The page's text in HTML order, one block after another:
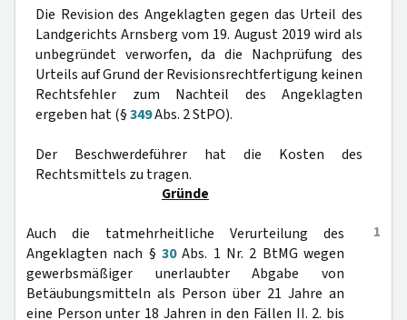
Die Revision des Angeklagten gegen das Urteil des
Landgerichts Arnsberg vom 19. August 2019 wird als
unbegründet verworfen, da die Nachprüfung des
Urteils auf Grund der Revisionsrechtfertigung keinen
Rechtsfehler zum Nachteil des Angeklagten
ergeben hat (§349Abs. 2 StPO).
Der Beschwerdeführer hat die Kosten des
Rechtsmittels zu tragen.
Gründe
1
Auch die tatmehrheitliche Verurteilung des
Angeklagten nach § 30Abs. 1 Nr. 2 BtMG wegen
gewerbsmäßiger unerlaubter Abgabe von
Betäubungsmitteln als Person über 21 Jahre an
eine Person unter 18 Jahren in den Fällen II. 2. bis